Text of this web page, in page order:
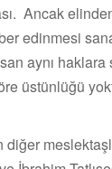
Ancak
edinmesi
aynı haklara
üstünlüğü
diğer